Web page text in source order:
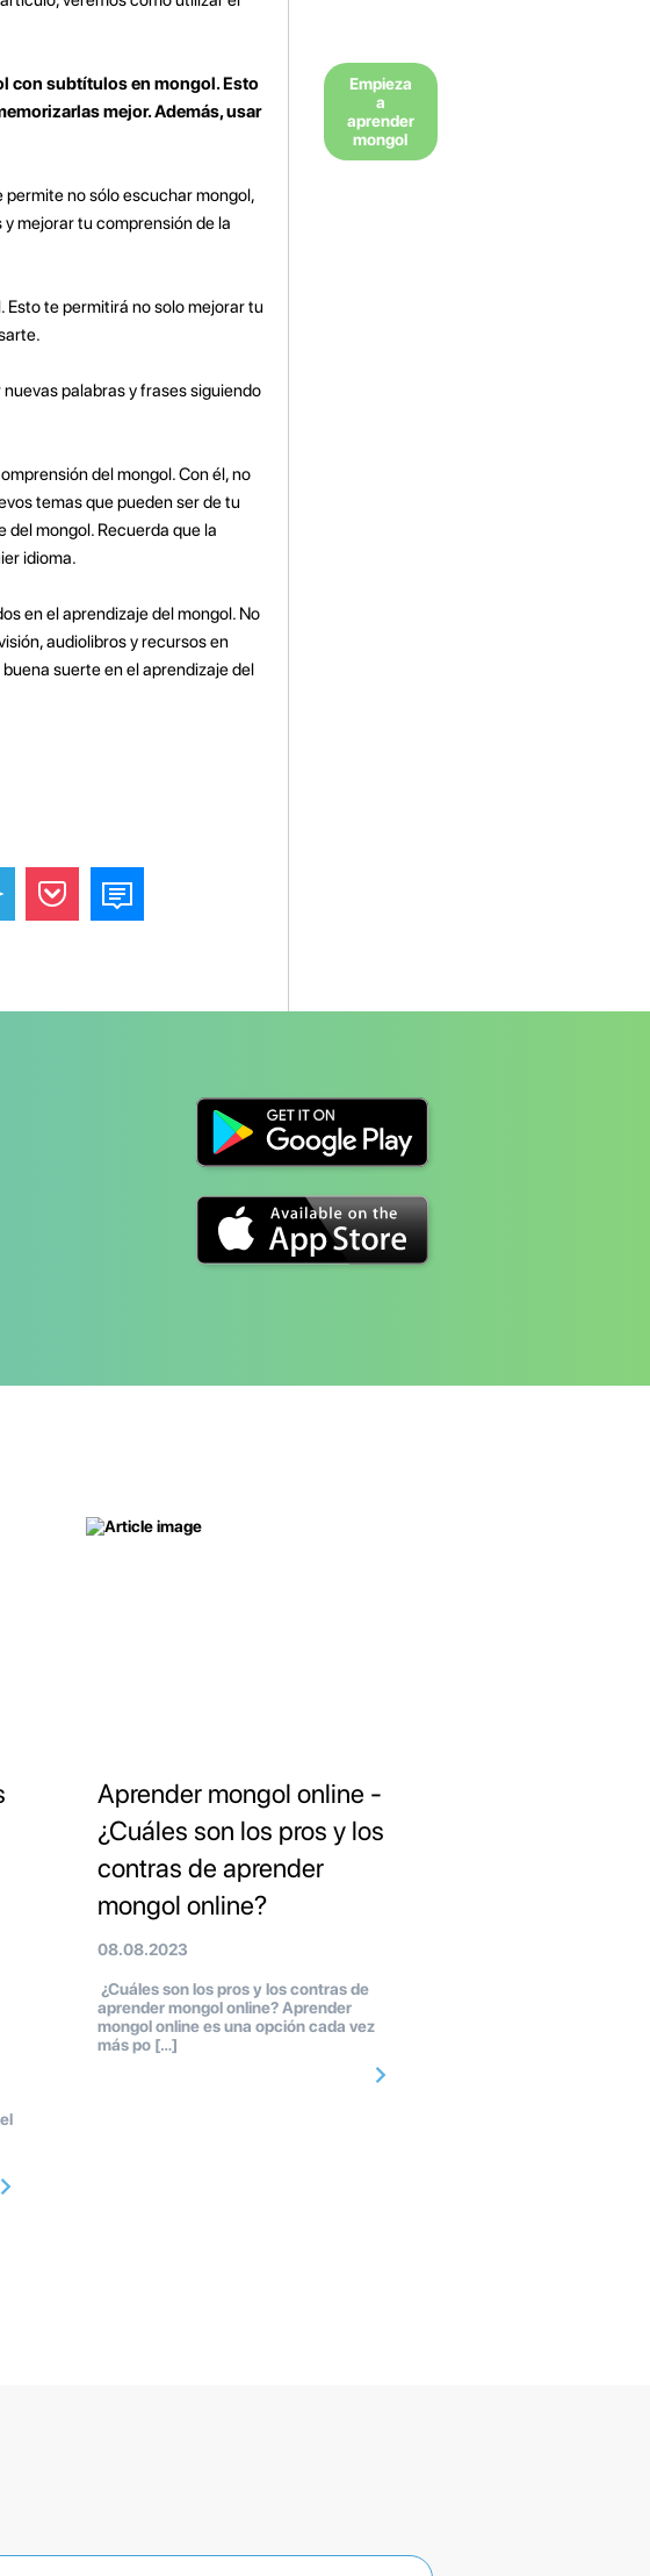
con subtítulos en mongol. Esto
mejor. Además, usar
no sólo escuchar mongol,
mejorar tu comprensión de la
te permitirá no solo mejorar tu
palabras y frases siguiendo
del mongol. Con él, no
temas que pueden ser de tu
mongol. Recuerda que la
idioma.
en el aprendizaje del mongol. No
audiolibros y recursos en
suerte en el aprendizaje del
Empieza
a
aprender
mongol
Aprender mongol online -
¿Cuáles son los pros y los
contras de aprender
mongol online?
08.08.2023
¿Cuáles son los pros y los contras de
aprender mongol online? Aprender
mongol online es una opción cada vez
más po […]